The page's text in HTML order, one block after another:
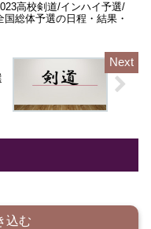
高校剣道/インハイ予選/
国総体予選の日程・結果・
込む